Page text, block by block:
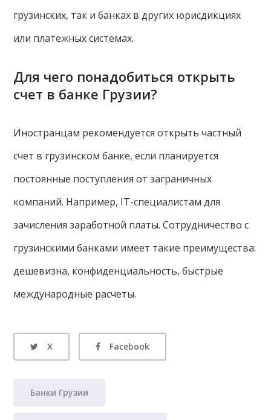
грузинских, так и банках в других юрисдикциях
или платежных системах.
Для чего понадобиться открыть
счет в банке Грузии?
Иностранцам рекомендуется открыть частный
счет в грузинском банке, если планируется
постоянные поступления от заграничных
компаний. Например, IT-специалистам для
зачисления заработной платы. Сотрудничество с
грузинскими банками имеет такие преимущества:
дешевизна, конфиденциальность, быстрые
международные расчеты.
X Facebook
Банки Грузии